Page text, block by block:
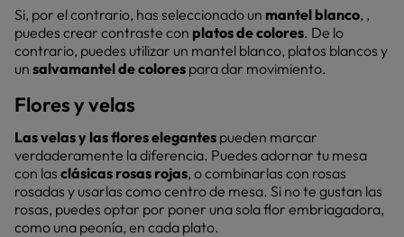
Si, por el contrario, has seleccionado un mantel blanco, ,
puedes crear contraste con platos de colores. De lo
contrario, puedes utilizar un mantel blanco, platos blancos y
un salvamantel de colores para dar movimiento.
Flores y velas
Las velas y las flores elegantes pueden marcar
verdaderamente la diferencia. Puedes adornar tu mesa
con las clásicas rosas rojas, o combinarlas con rosas
rosadas y usarlas como centro de mesa. Si no te gustan las
rosas, puedes optar por poner una sola flor embriagadora,
como una peonía, en cada plato.